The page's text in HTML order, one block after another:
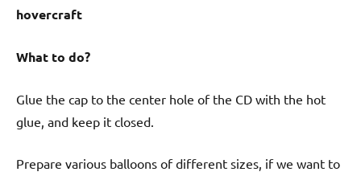
hovercraft
What to do?
Glue the cap to the center hole of the CD with the hot
glue, and keep it closed.
Prepare various balloons of different sizes, if we want to